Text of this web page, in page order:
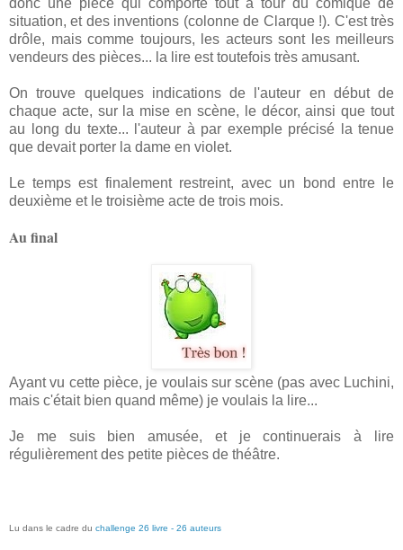
situation, et des inventions (colonne de Clarque !). C'est très
drôle, mais comme toujours, les acteurs sont les meilleurs
vendeurs des pièces... la lire est toutefois très amusant.
On trouve quelques indications de l'auteur en début de
chaque acte, sur la mise en scène, le décor, ainsi que tout
au long du texte... l'auteur à par exemple précisé la tenue
que devait porter la dame en violet.
Le temps est finalement restreint, avec un bond entre le
deuxième et le troisième acte de trois mois.
Au final
Ayant vu cette pièce, je voulais sur scène (pas avec Luchini,
mais c'était bien quand même) je voulais la lire...
Je me suis bien amusée, et je continuerais à lire
régulièrement des petite pièces de théâtre.
Lu dans le cadre du challenge 26 livre - 26 auteurs